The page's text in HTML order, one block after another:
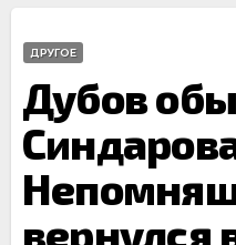
ДРУГОЕ
Дубов
вернулся